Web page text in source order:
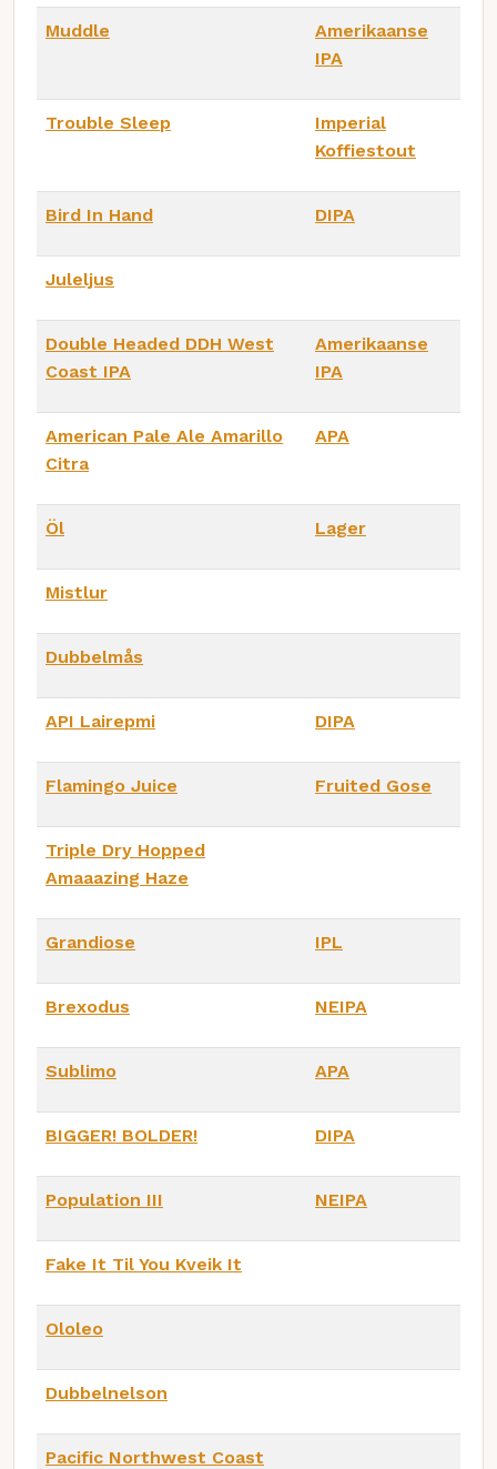
Muddle
Amerikaanse
IPA
Trouble Sleep
Imperial
Koffiestout
Bird In Hand DIPA
Juleljus
Double Headed DDH West
Coast IPA
Amerikaanse
IPA
American Pale Ale Amarillo
Citra
APA
Öl Lager
Mistlur
Dubbelmås
API Lairepmi DIPA
Flamingo Juice Fruited Gose
Triple Dry Hopped
Amaaazing Haze
Grandiose IPL
Brexodus NEIPA
Sublimo APA
BIGGER! BOLDER! DIPA
Population III NEIPA
Fake It Til You Kveik It
Ololeo
Dubbelnelson
Pacific Northwest Coast